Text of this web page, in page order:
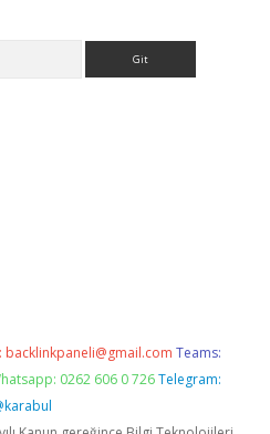
backlinkpaneli@gmail.com Teams:
0262 606 0 726 Telegram: